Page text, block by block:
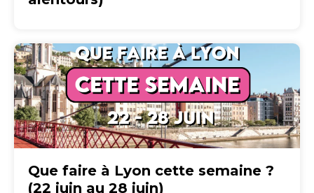
Que faire à Lyon cette semaine ?
(22 juin au 28 juin)